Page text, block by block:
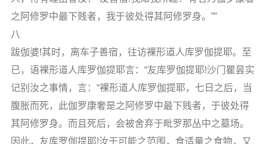
之阿修罗中最下贱者，我于彼处得其阿修罗身。””
八
跋伽婆!其时，离车子善宿，往访裸形道人库罗伽提耶。至
已，语裸形道人库罗伽提耶言：“友库罗伽提耶!沙门瞿昙实
记别汝之事情，言：“裸形道人库罗伽提耶，七日之后，当
腹胀而死，此伽罗康奢是之阿修罗中最下贱者，于彼处得
其阿修罗身。而且死后，会被舍弃于毗罗那丛中之墓场。
因此，友库罗伽提耶!汝于可能之范围，食适量之食物，又